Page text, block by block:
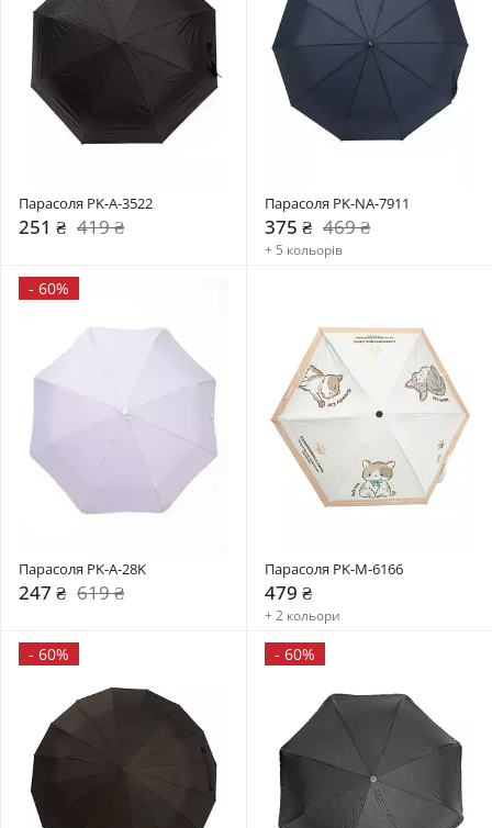
Парасоля PK-A-3522
251 ₴ 419 ₴
Парасоля PK-NA-7911
375 ₴ 469 ₴
+ 5 кольорів
- 60%
Парасоля PK-A-28K
247 ₴ 619 ₴
Парасоля PK-M-6166
479 ₴
+ 2 кольори
- 60% - 60%